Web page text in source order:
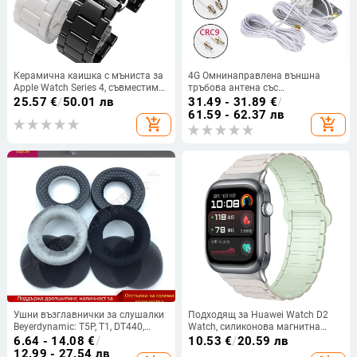
Керамична каишка с мъниста за
Apple Watch Series 4, съвместима
със Samsung S4 и Huami iWatch,
25.57 €/50.01 лв
add_shopping_cart
4G Омнинаправлена външна
тръбова антена със
SMA/TS9/CRC9 интерфейси за
рутери и мрежови карти
31.49 - 31.89 €/
61.59 - 62.37 лв
add_shopping_cart
Ушни възглавнички за слушалки
Beyerdynamic: T5P, T1, DT440,
DT990, DT880, DT770 PRO —
флисови, удобни, лесни за
6.64 - 14.08 €/
12.99 - 27.54 лв
Подходящ за Huawei Watch D2
Watch, силиконова магнитна
каишка от три части, ежедневна
10.53 €/20.59 лв